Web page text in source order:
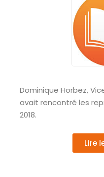
Dominique Horbez,
avait rencontré les
2018.
Lire